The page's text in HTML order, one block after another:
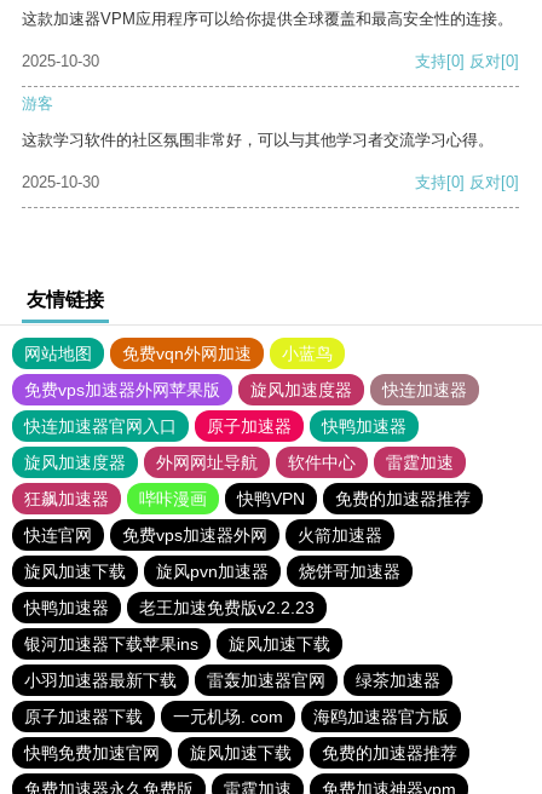
这款加速器VPM应用程序可以给你提供全球覆盖和最高安全性的连接。
2025-10-30 支持[0] 反对[0]
游客
这款学习软件的社区氛围非常好，可以与其他学习者交流学习心得。
2025-10-30 支持[0] 反对[0]
友情链接
网站地图 免费vqn外网加速
小蓝鸟
免费vps加速器外网苹果版
旋风加速度器
快连加速器
快连加速器官网入口
原子加速器
快鸭加速器
旋风加速度器
外网网址导航 软件中心
雷霆加速
狂飙加速器
哔咔漫画 快鸭VPN
免费的加速器推荐
快连官网
免费vps加速器外网
火箭加速器
旋风加速下载
旋风pvn加速器
烧饼哥加速器
快鸭加速器
老王加速免费版v2.2.23
银河加速器下载苹果ins
旋风加速下载
小羽加速器最新下载
雷轰加速器官网
绿茶加速器
原子加速器下载
一元机场. com
海鸥加速器官方版
快鸭免费加速官网
旋风加速下载
免费的加速器推荐
免费加速器永久免费版
雷霆加速 免费加速神器vpm